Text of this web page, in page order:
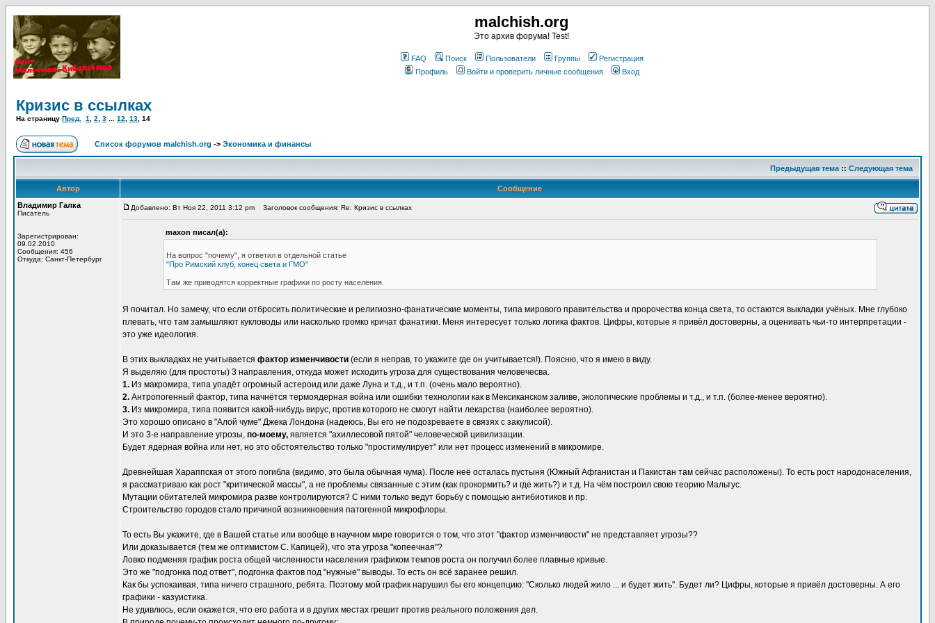
malchish.org
Это архив форума! Test!
FAQ Поиск Пользователи Группы
Регистрация
Профиль
Войти и проверить личные сообщения Вход
Кризис в ссылках
На страницу Пред. 1 2 3 12 13 14
Список форумов malchish.org -> Экономика и финансы
Предыдущая тема :: Следующая тема
Автор
Сообщение
Владимир Галка
Писатель
Зарегистрирован:
09.02.2010
Сообщения: 456
Откуда: Санкт-Петербург
Добавлено: Вт Ноя 22, 2011 3:12 pm Заголовок сообщения: Re: Кризис в ссылках
maxon писал(а):
На вопрос "почему", я ответил в отдельной статье
"Про Римский клуб, конец света и ГМО"
Там же приводятся корректные графики по росту населения.
Я почитал. Но замечу, что если отбросить политические и религиозно-фанатические моменты, типа мирового правительства и пророчества конца света, то остаются выкладки учёных. Мне глубоко
плевать, что там замышляют кукловоды или насколько громко кричат фанатики. Меня интересует только логика фактов. Цифры, которые я привёл достоверны, а оценивать чьи-то интерпретации -
это уже идеология.
В этих выкладках не учитывается фактор изменчивости (если я неправ, то укажите где он учитывается!). Поясню, что я имею в виду.
Я выделяю (для простоты) 3 направления, откуда может исходить угроза для существования человечесва.
1. Из макромира, типа упадёт огромный астероид или даже Луна и т.д., и т.п. (очень мало вероятно).
2. Антропогенный фактор, типа начнётся термоядерная война или ошибки технологии как в Мексиканском заливе, экологические проблемы и т.д., и т.п. (более-менее вероятно).
3. Из микромира, типа появится какой-нибудь вирус, против которого не смогут найти лекарства (наиболее вероятно).
Это хорошо описано в "Алой чуме" Джека Лондона (надеюсь, Вы его не подозреваете в связях с закулисой).
И это 3-е направление угрозы, по-моему, является "ахиллесовой пятой" человеческой цивилизации.
Будет ядерная война или нет, но это обстоятельство только "простимулирует" или нет процесс изменений в микромире.
Древнейшая Хараппская от этого погибла (видимо, это была обычная чума). После неё осталась пустыня (Южный Афганистан и Пакистан там сейчас расположены). То есть рост народонаселения,
я рассматриваю как рост "критической массы", а не проблемы связанные с этим (как прокормить? и где жить?) и т.д. На чём построил свою теорию Мальтус.
Мутации обитателей микромира разве контролируются? С ними только ведут борьбу с помощью антибиотиков и пр.
Строительство городов стало причиной возникновения патогенной микрофлоры.
То есть Вы укажите, где в Вашей статье или вообще в научном мире говорится о том, что этот "фактор изменчивости" не представляет угрозы??
Или доказывается (тем же оптимистом С. Капицей), что эта угроза "копеечная"?
Ловко подменяя график роста общей численности населения графиком темпов роста он получил более плавные кривые.
Это же "подгонка под ответ", подгонка фактов под "нужные" выводы. То есть он всё заранее решил.
Как бы успокаивая, типа ничего страшного, ребята. Поэтому мой график нарушил бы его концепцию: "Сколько людей жило ... и будет жить". Будет ли? Цифры, которые я привёл достоверны. А его
графики - казуистика.
Не удивлюсь, если окажется, что его работа и в других местах грешит против реального положения дел.